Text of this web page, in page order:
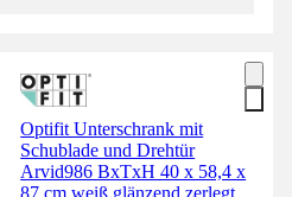
Optifit Unterschrank mit
Schublade und Drehtür
Arvid986 BxTxH 40 x 58,4 x
87 cm weiß glänzend zerlegt